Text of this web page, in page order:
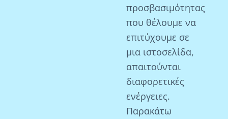
προσβασιμότητας
που θέλουμε να
επιτύχουμε σε
μια ιστοσελίδα,
απαιτούνται
διαφορετικές
ενέργειες.
Παρακάτω